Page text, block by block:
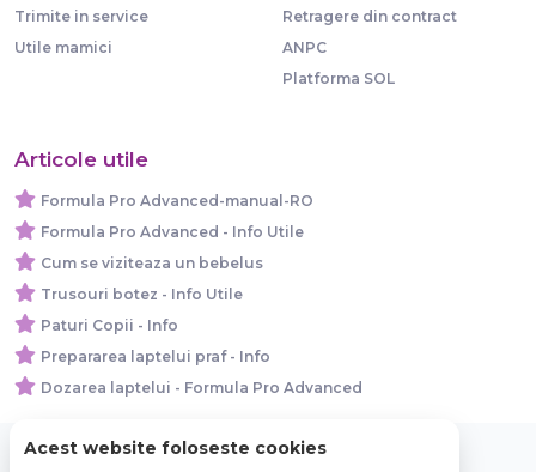
Trimite in service
Utile mamici
Retragere din contract
ANPC
Platforma SOL
Articole utile
Formula Pro Advanced-manual-RO
Formula Pro Advanced - Info Utile
Cum se viziteaza un bebelus
Trusouri botez - Info Utile
Paturi Copii - Info
Prepararea laptelui praf - Info
Dozarea laptelui - Formula Pro Advanced
Acest website foloseste cookies